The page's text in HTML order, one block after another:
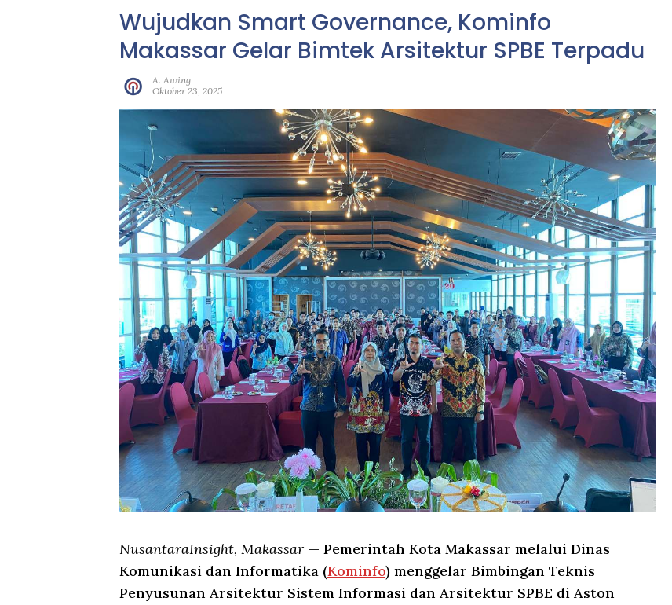
Wujudkan Smart Governance, Kominfo
Makassar Gelar Bimtek Arsitektur SPBE Terpadu
A. Awing
Oktober 23, 2025
NusantaraInsight, Makassar — Pemerintah Kota Makassar melalui Dinas
Komunikasi dan Informatika (Kominfo) menggelar Bimbingan Teknis
Penyusunan Arsitektur Sistem Informasi dan Arsitektur SPBE di Aston